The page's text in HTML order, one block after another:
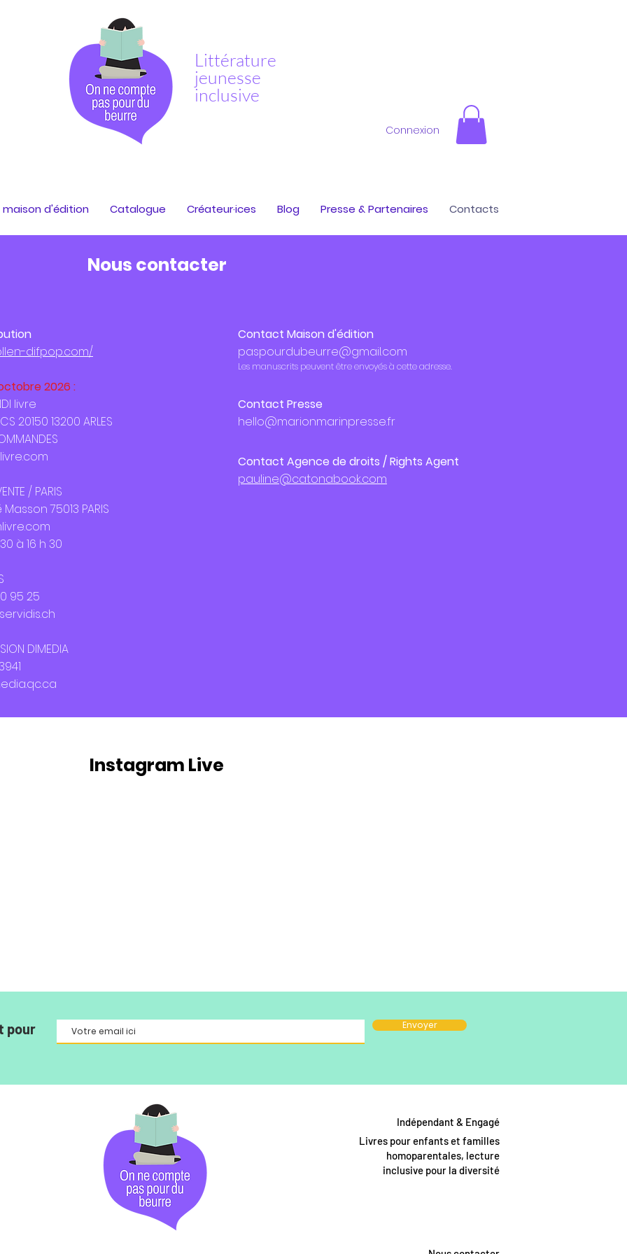
Littérature
jeunesse
inclusive
Connexion
Nous contacter
difpop.com/
2026 :
livre
20150 13200 ARLES
/ PARIS
75013 PARIS
à 16 h 30
95 25
DIMEDIA
Contact Maison d'édition
paspourdubeurre@gmail.com
Les manuscrits peuvent être envoyés à cette adresse.
Contact Presse
hello@marionmarinpresse.fr
Contact Agence de droits / Rights Agent
pauline@catonabook.com
Instagram Live
pour
Envoyer
maison d'édition Catalogue Créateur·ices Blog Presse & Partenaires Contacts
Indépendant & Engagé
Livres pour enfants et familles
homoparentales, lecture
inclusive pour la diversité